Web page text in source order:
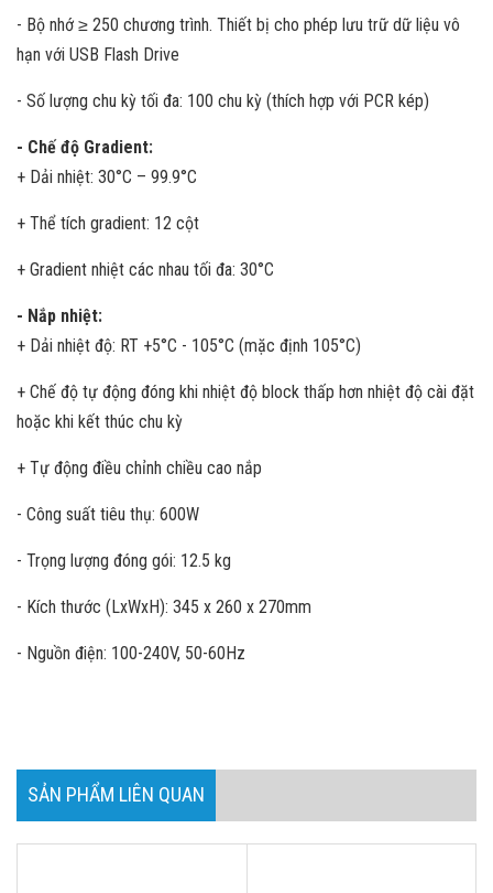
- Bộ nhớ ≥ 250 chương trình. Thiết bị cho phép lưu trữ dữ liệu vô
hạn với USB Flash Drive
- Số lượng chu kỳ tối đa: 100 chu kỳ (thích hợp với PCR kép)
- Chế độ Gradient:
+ Dải nhiệt: 30°C – 99.9°C
+ Thể tích gradient: 12 cột
+ Gradient nhiệt các nhau tối đa: 30°C
- Nắp nhiệt:
+ Dải nhiệt độ: RT +5°C - 105°C (mặc định 105°C)
+ Chế độ tự động đóng khi nhiệt độ block thấp hơn nhiệt độ cài đặt
hoặc khi kết thúc chu kỳ
+ Tự động điều chỉnh chiều cao nắp
- Công suất tiêu thụ: 600W
- Trọng lượng đóng gói: 12.5 kg
- Kích thước (LxWxH): 345 x 260 x 270mm
- Nguồn điện: 100-240V, 50-60Hz
SẢN PHẨM LIÊN QUAN